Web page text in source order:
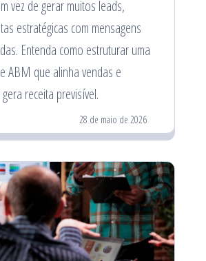
vez de gerar muitos leads,
estratégicas com mensagens
Entenda como estruturar uma
ABM que alinha vendas e
receita previsível.
28 de maio de 2026